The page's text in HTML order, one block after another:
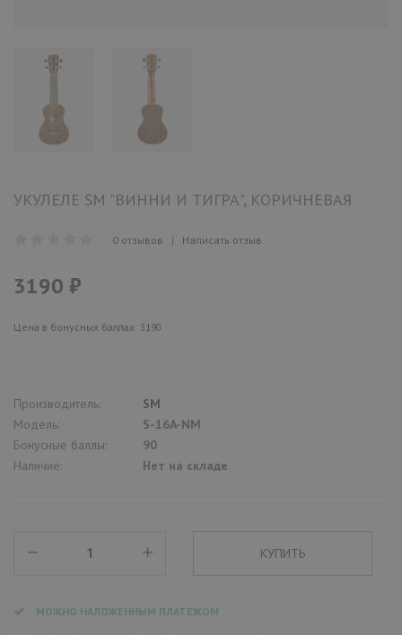
УКУЛЕЛЕ SM "ВИННИ И ТИГРА", КОРИЧНЕВАЯ
0 отзывов | Написать отзыв
3190 ₽
Цена в бонусных баллах: 3190
Производитель:
SM
Модель:
S-16A-NM
Бонусные баллы:
90
Наличие:
Нет на складе
МОЖНО НАЛОЖЕННЫМ ПЛАТЕЖОМ